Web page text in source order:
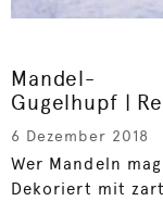
Mandel-
Gugelhupf |
6 Dezember 2018
Wer Mandeln
Dekoriert mit